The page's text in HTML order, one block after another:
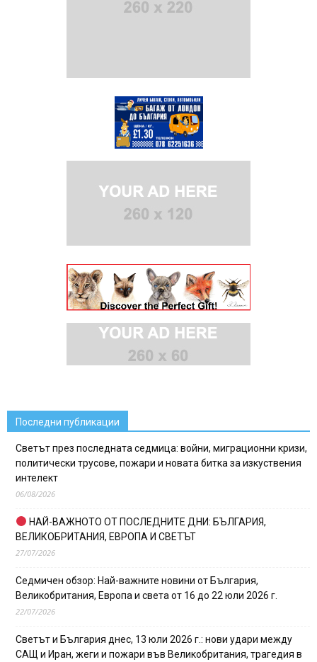
Последни публикации
Светът през последната седмица: войни, миграционни кризи,
политически трусове, пожари и новата битка за изкуствения
интелект
06/08/2026
НАЙ-ВАЖНОТО ОТ ПОСЛЕДНИТЕ ДНИ: БЪЛГАРИЯ,
ВЕЛИКОБРИТАНИЯ, ЕВРОПА И СВЕТЪТ
27/07/2026
Седмичен обзор: Най-важните новини от България,
Великобритания, Европа и света от 16 до 22 юли 2026 г.
22/07/2026
Светът и България днес, 13 юли 2026 г.: нови удари между
САЩ и Иран, жеги и пожари във Великобритания, трагедия в